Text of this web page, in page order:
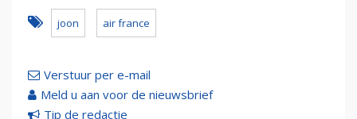
joon air france
Verstuur per e-mail
Meld u aan voor de nieuwsbrief
Tip de redactie